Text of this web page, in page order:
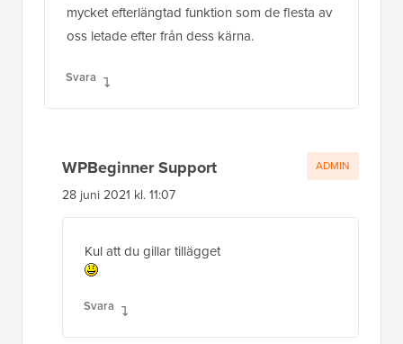
mycket efterlängtad funktion som de flesta av
oss letade efter från dess kärna.
Svara
WPBeginner Support
28 juni 2021 kl. 11:07
Kul att du gillar tillägget
Svara
ADMIN